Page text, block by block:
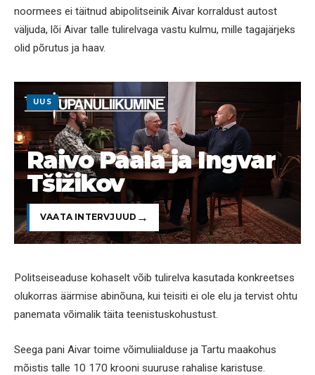
noormees ei täitnud abipolitseinik Aivar korraldust autost
väljuda, lõi Aivar talle tulirelvaga vastu kulmu, mille tagajärjeks
olid põrutus ja haav.
UUS
Raivo Paala ja Ingvar
Tšižikov
VAATA INTERVJUUD
Politseiseaduse kohaselt võib tulirelva kasutada konkreetses
olukorras äärmise abinõuna, kui teisiti ei ole elu ja tervist ohtu
panemata võimalik täita teenistuskohustust.
Seega pani Aivar toime võimuliialduse ja Tartu maakohus
mõistis talle 10 170 krooni suuruse rahalise karistuse.